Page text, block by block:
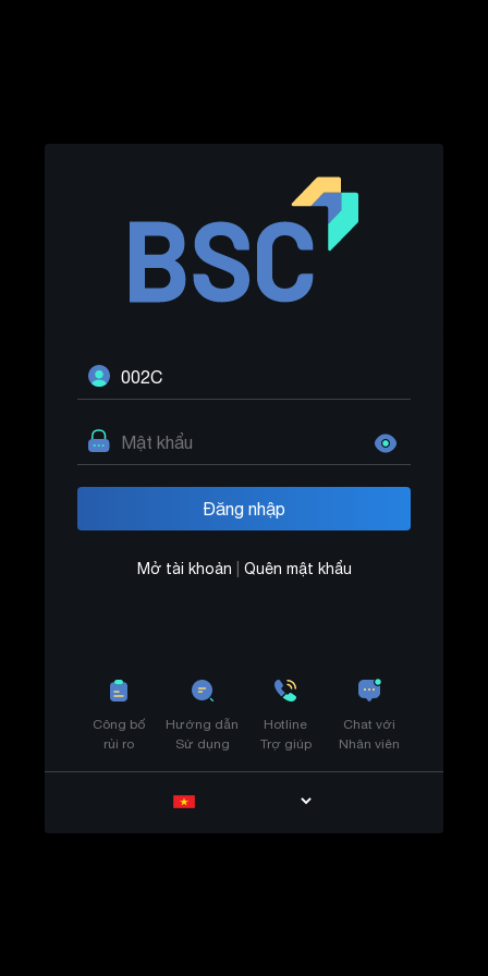
Mở tài khoản Quên mật khẩu
Công bố
rủi ro
Hướng dẫn
Sử dụng
Hotline
Trợ giúp
Chat với
Nhân viên